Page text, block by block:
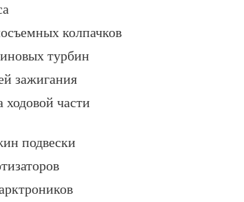
колпачков
турбин
зажигания
ходовой части
подвески